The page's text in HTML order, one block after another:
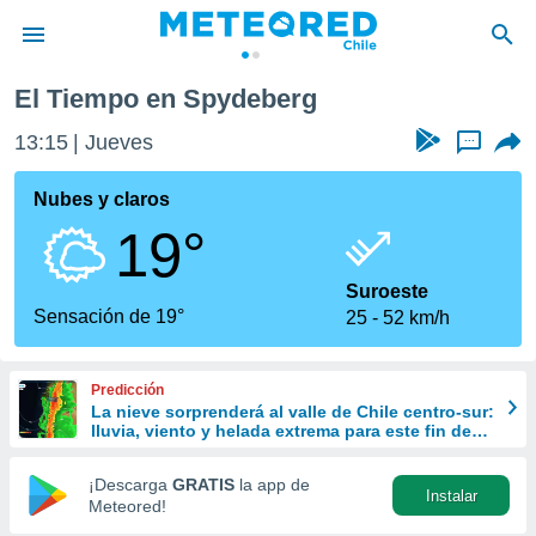
de
por
que se
calidad.
a este
las
y
forma
digital
basada
El Tiempo en Spydeberg
13:15 Jueves ...
Nubes y claros
19°
Sensación de 19°
Suroeste
25
52 km/h
Predicción
La nieve sorprenderá al valle de Chile centro-sur:
lluvia, viento y helada extrema para este fin de
¡Descarga GRATIS la app de
Meteored!
Instalar